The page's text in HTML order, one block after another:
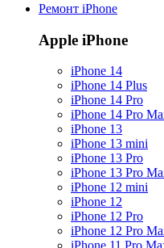
Ремонт iPhone
Apple iPhone
iPhone 14
iPhone 14 Plus
iPhone 14 Pro
iPhone 14 Pro
iPhone 13
iPhone 13 mini
iPhone 13 Pro
iPhone 13 Pro
iPhone 12 mini
iPhone 12
iPhone 12 Pro
iPhone 12 Pro